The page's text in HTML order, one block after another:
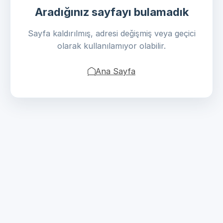
Aradığınız sayfayı bulamadık
Sayfa kaldırılmış, adresi değişmiş veya geçici
olarak kullanılamıyor olabilir.
Ana Sayfa